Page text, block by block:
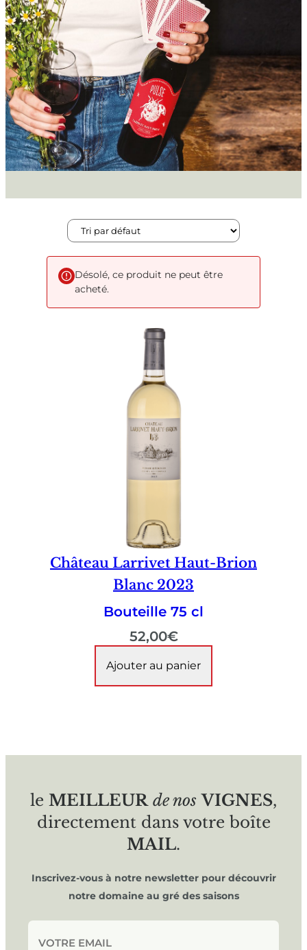
Désolé, ce produit ne peut être
acheté.
Château Larrivet Haut-Brion
Blanc 2023
Bouteille 75 cl
52,00€
Ajouter au panier
le MEILLEUR de nos VIGNES,
directement dans votre boîte
MAIL.
Inscrivez-vous à notre newsletter pour découvrir
notre domaine au gré des saisons